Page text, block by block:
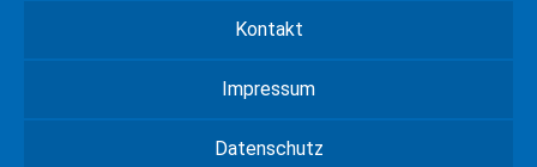
Kontakt
Impressum
Datenschutz